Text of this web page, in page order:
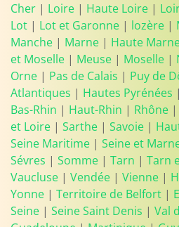
Cher | Loire | Haute Loire |
Lot | Lot et Garonne | lozère |
Manche | Marne | Haute
et Moselle | Meuse | Moselle |
Orne | Pas de Calais | Puy de
Atlantiques | Hautes Pyrénées |
Bas-Rhin | Haut-Rhin | Rhône |
et Loire | Sarthe | Savoie |
Seine Maritime | Seine et
Sévres | Somme | Tarn | Tarn
Vaucluse | Vendée | Vienne |
Yonne | Territoire de Belfort |
Seine | Seine Saint Denis | Val